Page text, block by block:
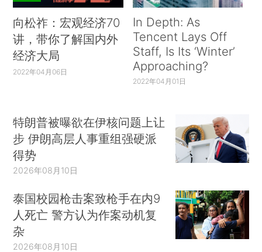
向松祚：宏观经济70
讲，带你了解国内外
经济大局
2022年04月06日
In Depth: As
Tencent Lays Off
Staff, Is Its ‘Winter’
Approaching?
2022年04月01日
特朗普被曝欲在伊核问题上让
步 伊朗高层人事重组强硬派
得势
2026年08月10日
泰国校园枪击案致枪手在内9
人死亡 警方认为作案动机复
杂
2026年08月10日